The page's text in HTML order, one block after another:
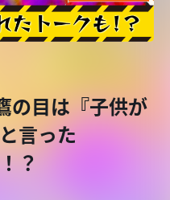
の目は『子供が
言った
？